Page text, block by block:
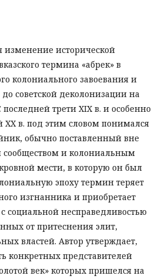
изменение исторической
термина «абрек» в
колониального завоевания и
советской деколонизации на
трети XIX в. и особенно
XX в. под этим словом понимался
обычно поставленный вне
сообществом и колониальным
мести, в которую он был
эпоху термин теряет
изгнанника и приобретает
социальной несправедливостью
от притеснения элит,
властей. Автор утверждает,
конкретных представителей
век» которых пришелся на